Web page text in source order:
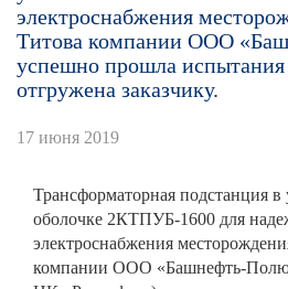
электроснабжения
Титова компании ООО
успешно прошла
отгружена заказчику.
17 июня 2019
Трансформаторная подстанция в
оболочке 2КТПУБ-1600 для
электроснабжения
компании ООО «Башнефть-